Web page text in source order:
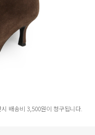
배송비 3,500원이 청구됩니다.